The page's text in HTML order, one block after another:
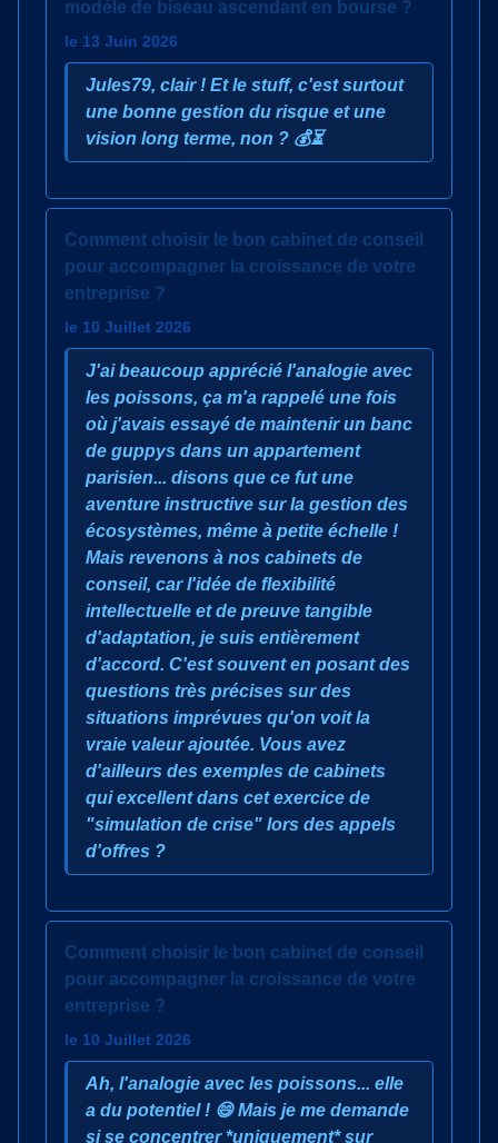
modèle de biseau ascendant en bourse ?
le 13 Juin 2026
Jules79, clair ! Et le stuff, c'est surtout
une bonne gestion du risque et une
vision long terme, non ? 💰⏳
Comment choisir le bon cabinet de conseil
pour accompagner la croissance de votre
entreprise ?
le 10 Juillet 2026
J'ai beaucoup apprécié l'analogie avec
les poissons, ça m'a rappelé une fois
où j'avais essayé de maintenir un banc
de guppys dans un appartement
parisien... disons que ce fut une
aventure instructive sur la gestion des
écosystèmes, même à petite échelle !
Mais revenons à nos cabinets de
conseil, car l'idée de flexibilité
intellectuelle et de preuve tangible
d'adaptation, je suis entièrement
d'accord. C'est souvent en posant des
questions très précises sur des
situations imprévues qu'on voit la
vraie valeur ajoutée. Vous avez
d'ailleurs des exemples de cabinets
qui excellent dans cet exercice de
"simulation de crise" lors des appels
d'offres ?
Comment choisir le bon cabinet de conseil
pour accompagner la croissance de votre
entreprise ?
le 10 Juillet 2026
Ah, l'analogie avec les poissons... elle
a du potentiel ! 😄 Mais je me demande
si se concentrer *uniquement* sur